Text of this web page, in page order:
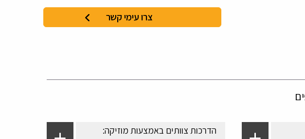
הדרכות צוותים באמצעות מוזיקה: